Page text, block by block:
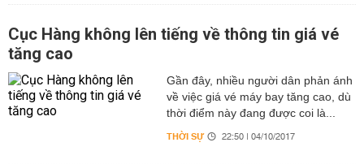
Cục Hàng không lên tiếng về thông tin giá vé
tăng cao
Gần đây, nhiều người dân phản ánh
về việc giá vé máy bay tăng cao, dù
thời điểm này đang được coi là...
THỜI SỰ 22:50 | 04/10/2017